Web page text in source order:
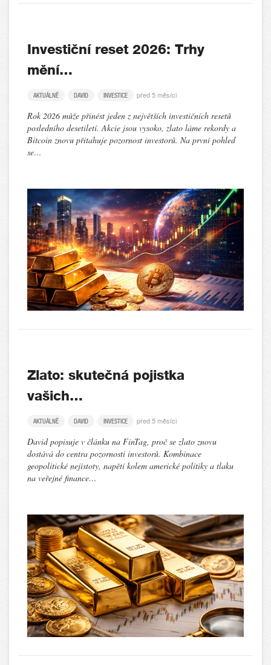
Investiční reset 2026: Trhy
mění…
AKTUÁLNĚ DAVID INVESTICE před 5 měsíci
Rok 2026 může přinést jeden z největších investičních resetů
posledního desetiletí. Akcie jsou vysoko, zlato láme rekordy a
Bitcoin znovu přitahuje pozornost investorů. Na první pohled
se…
Zlato: skutečná pojistka
vašich…
AKTUÁLNĚ DAVID INVESTICE před 5 měsíci
David popisuje v článku na FinTag, proč se zlato znovu
dostává do centra pozornosti investorů. Kombinace
geopolitické nejistoty, napětí kolem americké politiky a tlaku
na veřejné finance…